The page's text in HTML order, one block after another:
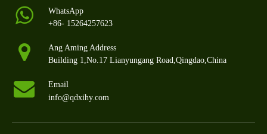
WhatsApp
+86- 15264257623
Ang Aming Address
Building 1,No.17 Lianyungang Road,Qingdao,China
Email
info@qdxihy.com